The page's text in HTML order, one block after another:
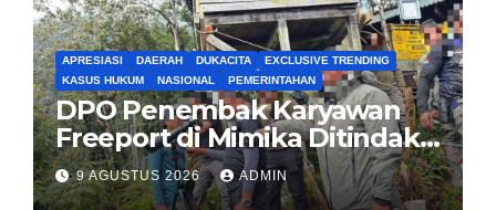
APRESIASI DAERAH DUKACITA
EXCLUSIVE TRENDING
KASUS HUKUM
NASIONAL PEMERINTAHAN
DPO Penembak Karyawan
Freeport di Mimika Ditindak
Satgas Amole-2026 di
Tembagapura
9 AGUSTUS 2026 ADMIN